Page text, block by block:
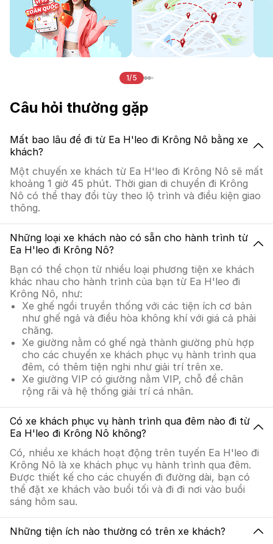
1/5
Câu hỏi thường gặp
Mất bao lâu để đi từ Ea H'leo đi Krông Nô bằng xe
khách?
Một chuyến xe khách từ Ea H'leo đi Krông Nô sẽ mất
khoảng 1 giờ 45 phút. Thời gian di chuyển đi Krông
Nô có thể thay đổi tùy theo lộ trình và điều kiện giao
thông.
Những loại xe khách nào có sẵn cho hành trình từ
Ea H'leo đi Krông Nô?
Bạn có thể chọn từ nhiều loại phương tiện xe khách
khác nhau cho hành trình của bạn từ Ea H'leo đi
Krông Nô, như:
Xe ghế ngồi truyền thống với các tiện ích cơ bản
như ghế ngả và điều hòa không khí với giá cả phải
chăng.
Xe giường nằm có ghế ngả thành giường phù hợp
cho các chuyến xe khách phục vụ hành trình qua
đêm, có thêm tiện nghi như giải trí trên xe.
Xe giường VIP có giường nằm VIP, chỗ để chân
rộng rãi và hệ thống giải trí cá nhân.
Có xe khách phục vụ hành trình qua đêm nào đi từ
Ea H'leo đi Krông Nô không?
Có, nhiều xe khách hoạt động trên tuyến Ea H'leo đi
Krông Nô là xe khách phục vụ hành trình qua đêm.
Được thiết kế cho các chuyến đi đường dài, bạn có
thể đặt xe khách vào buổi tối và đi đi nơi vào buổi
sáng hôm sau.
Những tiện ích nào thường có trên xe khách?